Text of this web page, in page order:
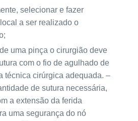
selecionar e fazer
a ser realizado o
uma pinça o cirurgião deve
com o fio de agulhado de
técnica cirúrgica adequada. –
de sutura necessária,
a extensão da ferida
uma segurança do nó